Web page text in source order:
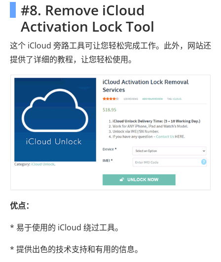
#8. Remove iCloud
Activation Lock Tool
这个 iCloud 旁路工具可让您轻松完成工作。此外，网站还
提供了详细的教程，让您轻松使用。
优点：
* 易于使用的 iCloud 绕过工具。
* 提供出色的技术支持和有用的信息。